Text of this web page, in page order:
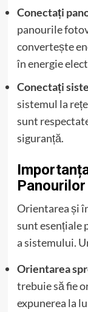
Conectați
panourile
convertește
în energie
Conectați
sistemul la
sunt
siguranță.
Orientarea și
sunt esențiale
a sistemului.
Orientarea
trebuie să fie
expunerea la